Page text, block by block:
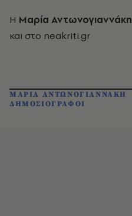
Η Μαρία Αντωνογιαννάκη
και στο neakriti.gr
ΜΑΡΙΑ ΑΝΤΩΝΟΓΙΑΝΝΑΚΗ
ΔΗΜΟΣΙΟΓΡΑΦΟΙ